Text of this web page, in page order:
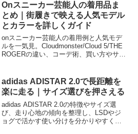
Onスニーカー芸能人の着用品ま
とめ｜街履きで映える人気モデル
とカラーを詳しくガイド
onスニーカー芸能人の着用例と人気モデ
ルを一気見。Cloudmonster/Cloud 5/THE
ROGERの違い、コーデ術、買い方やサイ
adidas ADISTAR 2.0で長距離を
楽に走る｜サイズ選びを押さえる
adidas ADISTAR 2.0の特徴やサイズ選
び、走り心地の傾向を整理し、LSDやジ
ョグで活かす使い分けを分かりやすくま